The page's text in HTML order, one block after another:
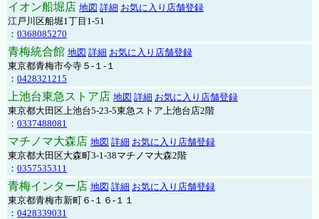
イオン船堀店 地図 詳細 お気に入り店舗登録
江戸川区船堀1丁目1-51
： 0368085270
青梅統合館 地図 詳細 お気に入り店舗登録
東京都青梅市今寺５-１-１
： 0428321215
上池台東急ストア店 地図 詳細 お気に入り店舗登録
東京都大田区上池台5-23-5東急ストア上池台店2階
： 0337488081
マチノマ大森店 地図 詳細 お気に入り店舗登録
東京都大田区大森町3-1-38マチノマ大森2階
： 0357535311
青梅インター店 地図 詳細 お気に入り店舗登録
東京都青梅市新町６-１６-１１
： 0428339031